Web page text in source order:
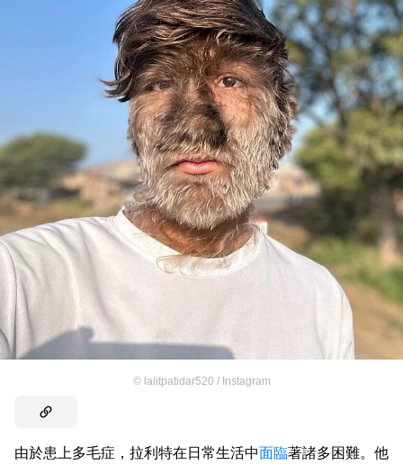
© lalitpatidar520 / Instagram
由於患上多毛症，拉利特在日常生活中面臨著諸多困難。他